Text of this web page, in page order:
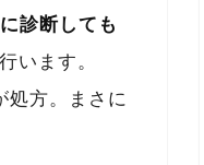
診断しても
います。
処方。まさに